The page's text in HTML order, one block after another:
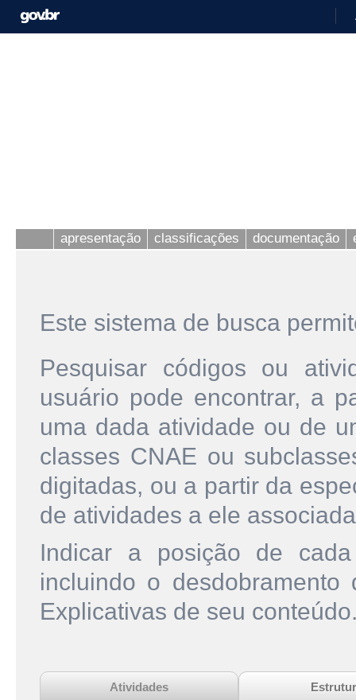
apresentação classificações documentação
Este sistema de busca
Pesquisar códigos ou
usuário pode encontrar, a
uma dada atividade ou de
classes CNAE ou
digitadas, ou a partir da
de atividades a ele
Indicar a posição de
incluindo o
Explicativas de seu
Atividades